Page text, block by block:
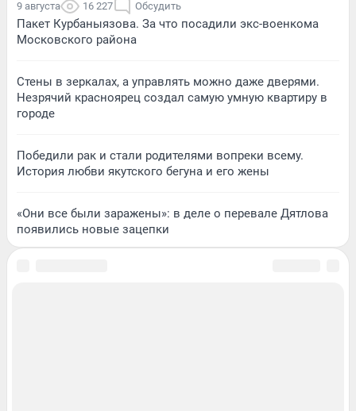
9 августа 16 227 Обсудить
Пакет Курбаныязова. За что посадили экс-военкома
Московского района
Стены в зеркалах, а управлять можно даже дверями.
Незрячий красноярец создал самую умную квартиру в
городе
Победили рак и стали родителями вопреки всему.
История любви якутского бегуна и его жены
«Они все были заражены»: в деле о перевале Дятлова
появились новые зацепки